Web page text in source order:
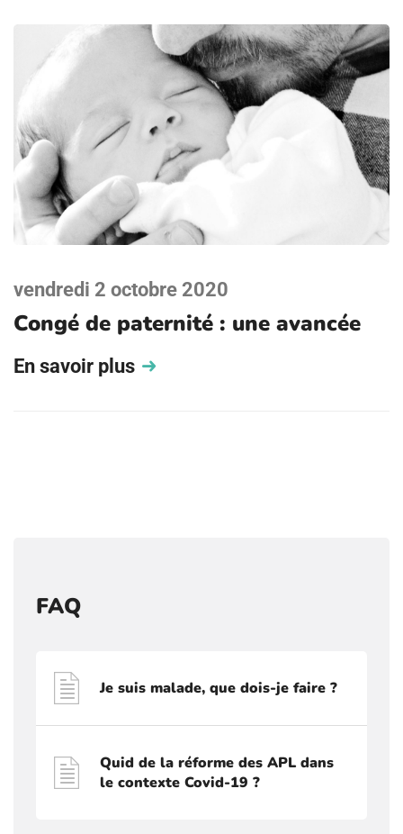
vendredi 2 octobre 2020
Congé de paternité : une avancée
En savoir plus
FAQ
Je suis malade, que dois-je faire ?
Quid de la réforme des APL dans
le contexte Covid-19 ?